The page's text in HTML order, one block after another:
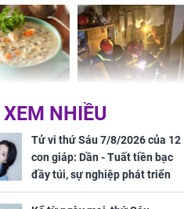
hóa Phượng,
mắn về
bách bệnh
khỏe và
đúng
bình dân
Cháy nhà 2 tầng ở
TPHCM, cha và con
trai 12 tuổi tử vong
thương tâm
NHIỀU
Tử vi thứ Sáu 7/8/2026 của 12
con giáp: Dần - Tuất tiền bạc
đầy túi, sự nghiệp phát triển
hưng thịnh, Mão - Thân tài lộc